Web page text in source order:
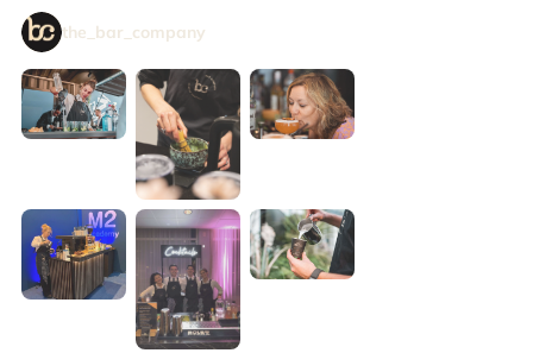
the_bar_company